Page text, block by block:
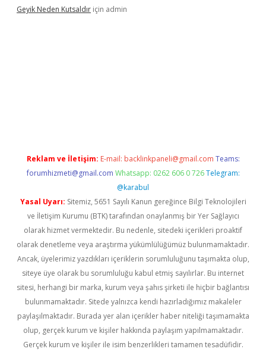
Geyik Neden Kutsaldır için admin
Reklam ve İletişim: E-mail: backlinkpaneli@gmail.com Teams:
forumhizmeti@gmail.com Whatsapp: 0262 606 0 726 Telegram:
@karabul
Yasal Uyarı: Sitemiz, 5651 Sayılı Kanun gereğince Bilgi Teknolojileri
ve İletişim Kurumu (BTK) tarafından onaylanmış bir Yer Sağlayıcı
olarak hizmet vermektedir. Bu nedenle, sitedeki içerikleri proaktif
olarak denetleme veya araştırma yükümlülüğümüz bulunmamaktadır.
Ancak, üyelerimiz yazdıkları içeriklerin sorumluluğunu taşımakta olup,
siteye üye olarak bu sorumluluğu kabul etmiş sayılırlar. Bu internet
sitesi, herhangi bir marka, kurum veya şahıs şirketi ile hiçbir bağlantısı
bulunmamaktadır. Sitede yalnızca kendi hazırladığımız makaleler
paylaşılmaktadır. Burada yer alan içerikler haber niteliği taşımamakta
olup, gerçek kurum ve kişiler hakkında paylaşım yapılmamaktadır.
Gerçek kurum ve kişiler ile isim benzerlikleri tamamen tesadüfidir.